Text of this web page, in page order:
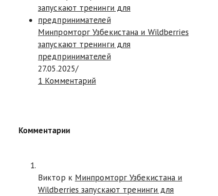
Минпромторг Узбекистана и Wildberries
запускают тренинги для
предпринимателей
27.05.2025/
1 Комментарий
Комментарии
Виктор к Минпромторг Узбекистана и
Wildberries запускают тренинги для